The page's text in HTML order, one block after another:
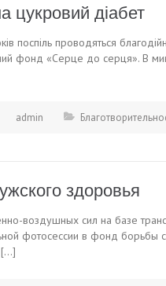
цукровий діабет
поспіль проводяться
фонд «Серце до серця». В
admin
здоровья
воздушных сил на базе
фотосессии в фонд
[…]